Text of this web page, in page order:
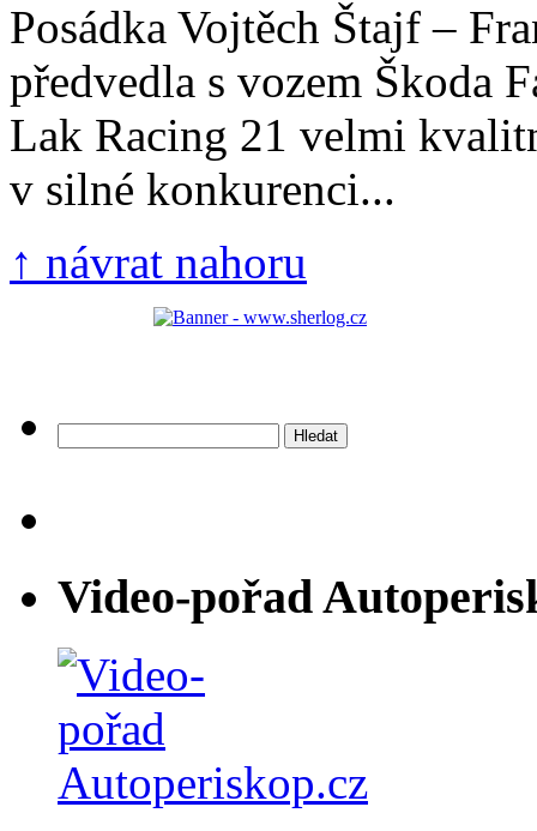
Posádka Vojtěch Štajf –
předvedla s vozem Škoda
Lak Racing 21 velmi
v silné konkurenci...
↑ návrat nahoru
Video-pořad